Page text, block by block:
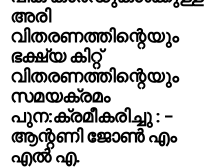
അരി
വിതരണത്തിന്റെയും
ഭക്ഷ്യ കിറ്റ്
വിതരണത്തിന്റെയും
സമയക്രമം
പുന:ക്രമീകരിച്ചു : –
ആന്റണി ജോൺ എം
എൽ എ.